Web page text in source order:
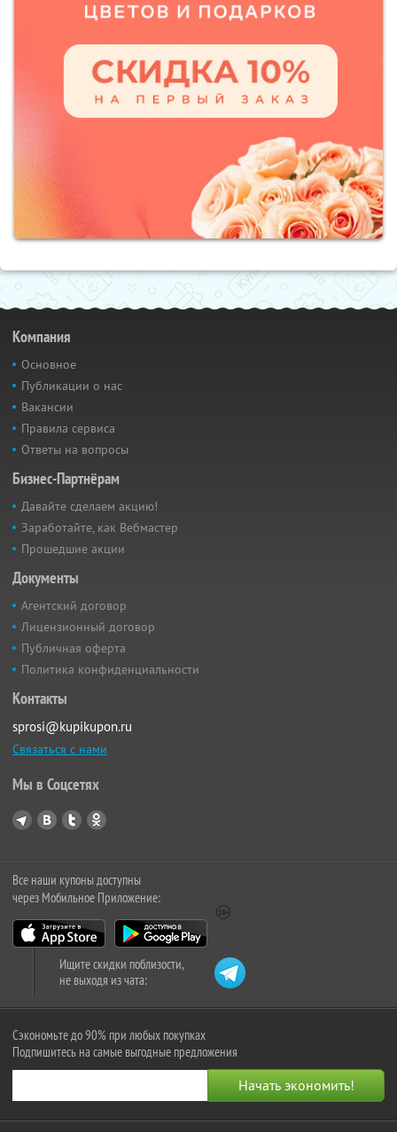
Компания
Основное
Публикации о нас
Вакансии
Правила сервиса
Ответы на вопросы
Бизнес-Партнёрам
Давайте сделаем акцию!
Заработайте, как Вебмастер
Прошедшие акции
Документы
Агентский договор
Лицензионный договор
Публичная оферта
Политика конфиденциальности
Контакты
sprosi@kupikupon.ru
Связаться с нами
Мы в Соцсетях
Все наши купоны доступны
через Мобильное Приложение:
Ищите скидки поблизости,
не выходя из чата:
Сэкономьте до 90% при любых покупках
Подпишитесь на самые выгодные предложения